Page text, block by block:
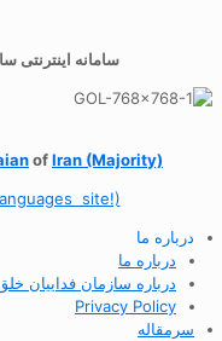
سامانه اینترنتی
ofIran (Majority)
site!)
درباره ما
درباره ما
درباره سازمان فداییان
Privacy Policy
سرمقاله